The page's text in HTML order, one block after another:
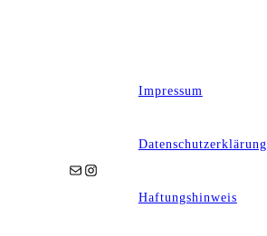
E-MailInstagram
Impressum
Datenschutzerklärung
Haftungshinweis